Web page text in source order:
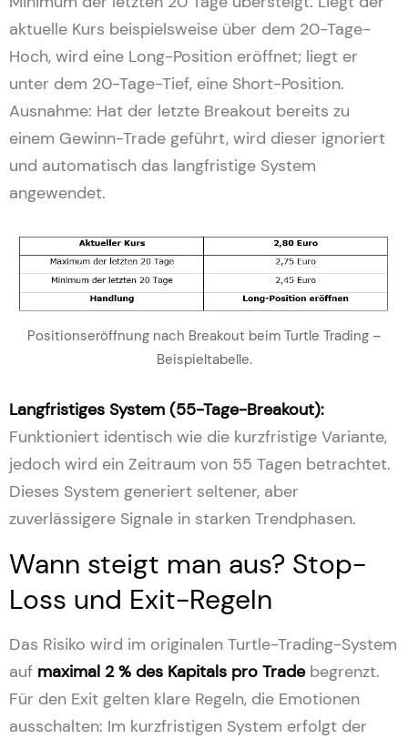
aktuelle Kurs beispielsweise über dem 20-Tage-
Hoch, wird eine Long-Position eröffnet; liegt er
unter dem 20-Tage-Tief, eine Short-Position.
Ausnahme: Hat der letzte Breakout bereits zu
einem Gewinn-Trade geführt, wird dieser ignoriert
und automatisch das langfristige System
angewendet.
Positionseröffnung nach Breakout beim Turtle Trading –
Beispieltabelle.
Langfristiges System (55-Tage-Breakout):
Funktioniert identisch wie die kurzfristige Variante,
jedoch wird ein Zeitraum von 55 Tagen betrachtet.
Dieses System generiert seltener, aber
zuverlässigere Signale in starken Trendphasen.
Wann steigt man aus? Stop-
Loss und Exit-Regeln
Das Risiko wird im originalen Turtle-Trading-System
auf maximal 2 % des Kapitals pro Tradebegrenzt.
Für den Exit gelten klare Regeln, die Emotionen
ausschalten: Im kurzfristigen System erfolgt der